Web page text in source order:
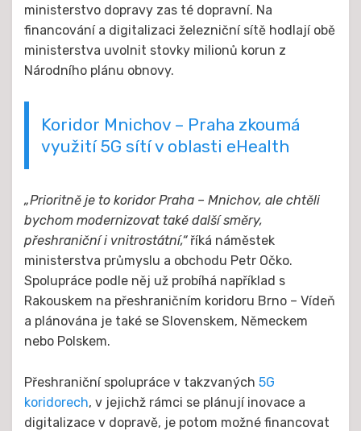
ministerstvo dopravy zas té dopravní. Na
financování a digitalizaci železniční sítě hodlají obě
ministerstva uvolnit stovky milionů korun z
Národního plánu obnovy.
Koridor Mnichov – Praha zkoumá
využití 5G sítí v oblasti eHealth
„Prioritně je to koridor Praha – Mnichov, ale chtěli
bychom modernizovat také další směry,
přeshraniční i vnitrostátní,“říká náměstek
ministerstva průmyslu a obchodu Petr Očko.
Spolupráce podle něj už probíhá například s
Rakouskem na přeshraničním koridoru Brno – Vídeň
a plánována je také se Slovenskem, Německem
nebo Polskem.
Přeshraniční spolupráce v takzvaných 5G
koridorech, v jejichž rámci se plánují inovace a
digitalizace v dopravě, je potom možné financovat